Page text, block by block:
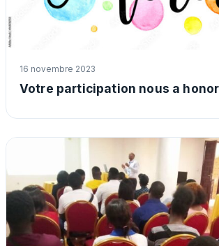
16 novembre 2023
Votre participation nous a